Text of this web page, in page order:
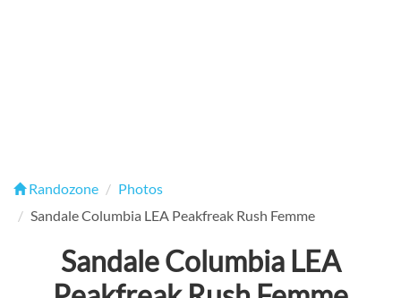
Randozone
Photos
Sandale Columbia LEA Peakfreak Rush Femme
Sandale Columbia LEA